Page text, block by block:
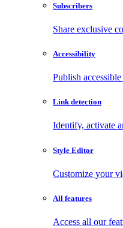
Subscribers
Share exclusive
Accessibility
Publish
Link detection
Identify, activate
Style Editor
Customize your
All features
Access all our